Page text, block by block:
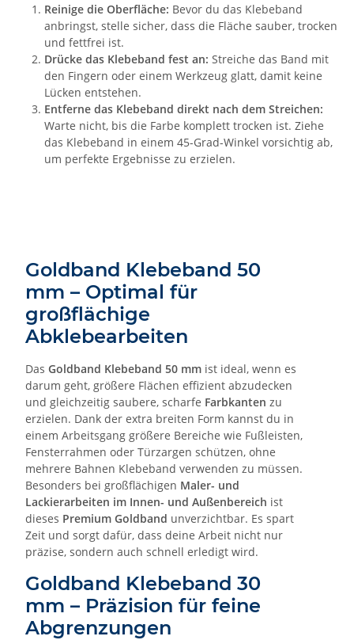
Reinige die Oberfläche: Bevor du das Klebeband
anbringst, stelle sicher, dass die Fläche sauber, trocken
und fettfrei ist.
Drücke das Klebeband fest an: Streiche das Band mit
den Fingern oder einem Werkzeug glatt, damit keine
Lücken entstehen.
Entferne das Klebeband direkt nach dem Streichen:
Warte nicht, bis die Farbe komplett trocken ist. Ziehe
das Klebeband in einem 45-Grad-Winkel vorsichtig ab,
um perfekte Ergebnisse zu erzielen.
Goldband Klebeband 50
mm – Optimal für
großflächige
Abklebearbeiten
Das Goldband Klebeband 50 mm ist ideal, wenn es
darum geht, größere Flächen effizient abzudecken
und gleichzeitig saubere, scharfe Farbkanten zu
erzielen. Dank der extra breiten Form kannst du in
einem Arbeitsgang größere Bereiche wie Fußleisten,
Fensterrahmen oder Türzargen schützen, ohne
mehrere Bahnen Klebeband verwenden zu müssen.
Besonders bei großflächigen Maler- und
Lackierarbeiten im Innen- und Außenbereich ist
dieses Premium Goldband unverzichtbar. Es spart
Zeit und sorgt dafür, dass deine Arbeit nicht nur
präzise, sondern auch schnell erledigt wird.
Goldband Klebeband 30
mm – Präzision für feine
Abgrenzungen